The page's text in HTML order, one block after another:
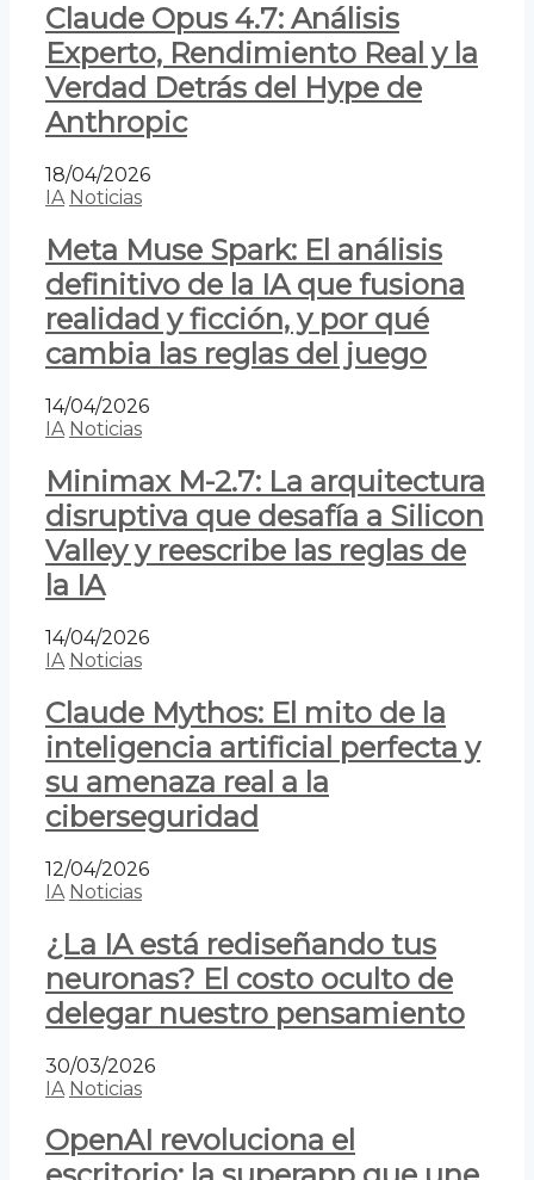
Claude Opus 4.7: Análisis
Experto, Rendimiento Real y la
Verdad Detrás del Hype de
Anthropic
18/04/2026
IA Noticias
Meta Muse Spark: El análisis
definitivo de la IA que fusiona
realidad y ficción, y por qué
cambia las reglas del juego
14/04/2026
IA Noticias
Minimax M-2.7: La arquitectura
disruptiva que desafía a Silicon
Valley y reescribe las reglas de
la IA
14/04/2026
IA Noticias
Claude Mythos: El mito de la
inteligencia artificial perfecta y
su amenaza real a la
ciberseguridad
12/04/2026
IA Noticias
¿La IA está rediseñando tus
neuronas? El costo oculto de
delegar nuestro pensamiento
30/03/2026
IA Noticias
OpenAI revoluciona el